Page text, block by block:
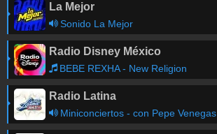
La Mejor
Sonido La Mejor
Radio Disney México
BEBE REXHA - New Religion
Radio Latina
Miniconciertos - con Pepe Venegas